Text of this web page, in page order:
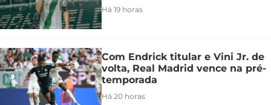
Há 19 horas
Com Endrick titular e Vini Jr. de
volta, Real Madrid vence na pré-
temporada
Há 20 horas